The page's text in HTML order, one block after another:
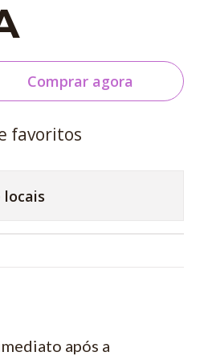
Comprar agora
favoritos
após a